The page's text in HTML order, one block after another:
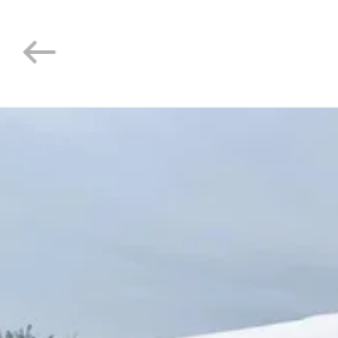
UNS
LTD..